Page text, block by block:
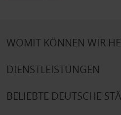
WOMIT KÖNNEN WIR
DIENSTLEISTUNGEN
BELIEBTE DEUTSCHE